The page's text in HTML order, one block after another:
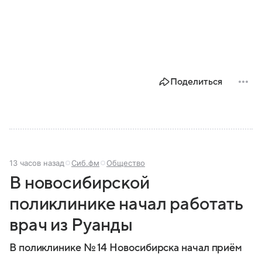
Поделиться
13 часов назад Сиб.фм Общество
В новосибирской
поликлинике начал работать
врач из Руанды
В поликлинике № 14 Новосибирска начал приём